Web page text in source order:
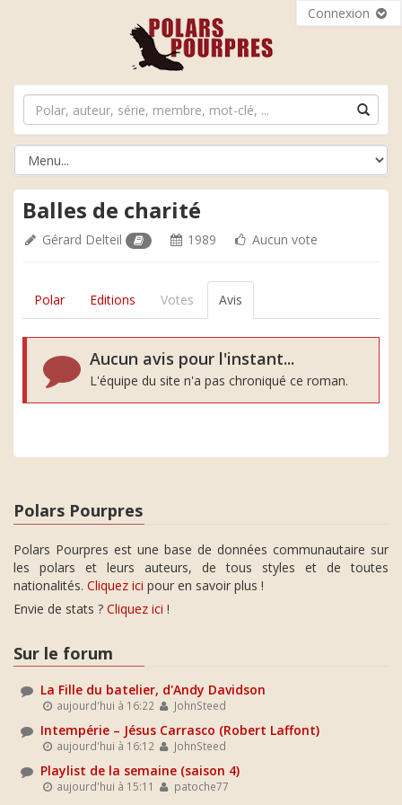
Connexion
Balles de charité
Gérard Delteil 1989 Aucun vote
Polar Editions Votes Avis
Aucun avis pour l'instant...
L'équipe du site n'a pas chroniqué ce roman.
Polars Pourpres
Polars Pourpres est une base de données communautaire sur
les polars et leurs auteurs, de tous styles et de toutes
nationalités. Cliquez ici pour en savoir plus !
Envie de stats ? Cliquez ici !
Sur le forum
La Fille du batelier, d'Andy Davidson
aujourd'hui à 16:22 JohnSteed
Intempérie – Jésus Carrasco (Robert Laffont)
aujourd'hui à 16:12 JohnSteed
Playlist de la semaine (saison 4)
aujourd'hui à 15:11 patoche77